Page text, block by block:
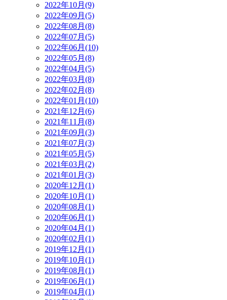
2022年10月(9)
2022年09月(5)
2022年08月(8)
2022年07月(5)
2022年06月(10)
2022年05月(8)
2022年04月(5)
2022年03月(8)
2022年02月(8)
2022年01月(10)
2021年12月(6)
2021年11月(8)
2021年09月(3)
2021年07月(3)
2021年05月(5)
2021年03月(2)
2021年01月(3)
2020年12月(1)
2020年10月(1)
2020年08月(1)
2020年06月(1)
2020年04月(1)
2020年02月(1)
2019年12月(1)
2019年10月(1)
2019年08月(1)
2019年06月(1)
2019年04月(1)